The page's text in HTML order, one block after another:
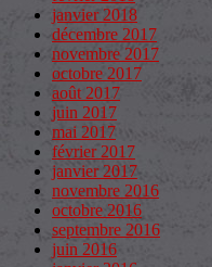
janvier 2018
décembre 2017
novembre 2017
octobre 2017
août 2017
juin 2017
mai 2017
février 2017
janvier 2017
novembre 2016
octobre 2016
septembre 2016
juin 2016